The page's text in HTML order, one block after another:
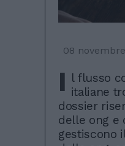
08
I l flusso
italiane
dossier
delle ong e
gestiscono